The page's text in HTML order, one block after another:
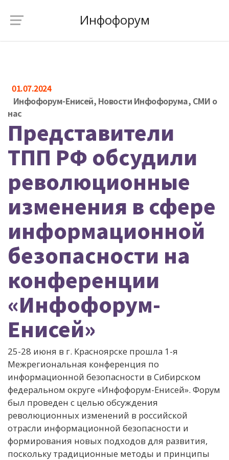
Инфофорум
01.07.2024
Инфофорум-Енисей, Новости Инфофорума, СМИ о
нас
Представители
ТПП РФ обсудили
революционные
изменения в сфере
информационной
безопасности на
конференции
«Инфофорум-
Енисей»
25-28 июня в г. Красноярске прошла 1-я
Межрегиональная конференция по
информационной безопасности в Сибирском
федеральном округе «Инфофорум-Енисей». Форум
был проведен с целью обсуждения
революционных изменений в российской
отрасли информационной безопасности и
формирования новых подходов для развития,
поскольку традиционные методы и принципы